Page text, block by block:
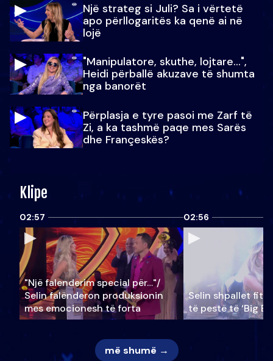
Një strateg si Juli? Sa i vërtetë
apo përllogaritës ka qenë ai në
lojë
"Manipulatore, skuthe, lojtare...",
Heidi përballë akuzave të shumta
nga banorët
Përplasja e tyre pasoi me Zarf të
Zi, a ka tashmë paqe mes Sarës
dhe Françeskës?
Klipe
02:57
"Një falenderim special për…"/
Selin falënderon produksionin
mes emocionesh të forta
02:56
Selin shpallet
të pestë të ‘Big
më shumë →